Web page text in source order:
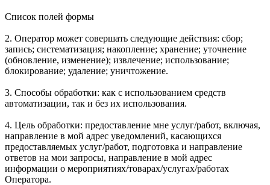
Список полей формы
2. Оператор может совершать следующие действия: сбор;
запись; систематизация; накопление; хранение; уточнение
(обновление, изменение); извлечение; использование;
блокирование; удаление; уничтожение.
3. Способы обработки: как с использованием средств
автоматизации, так и без их использования.
4. Цель обработки: предоставление мне услуг/работ, включая,
направление в мой адрес уведомлений, касающихся
предоставляемых услуг/работ, подготовка и направление
ответов на мои запросы, направление в мой адрес
информации о мероприятиях/товарах/услугах/работах
Оператора.